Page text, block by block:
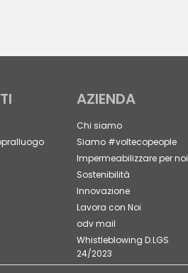
AZIENDA
Chi siamo
Siamo #voltecopeople
Impermeabilizzare per noi
Sostenibilità
Innovazione
Lavora con Noi
odv mail
Whistleblowing D.LGS
24/2023